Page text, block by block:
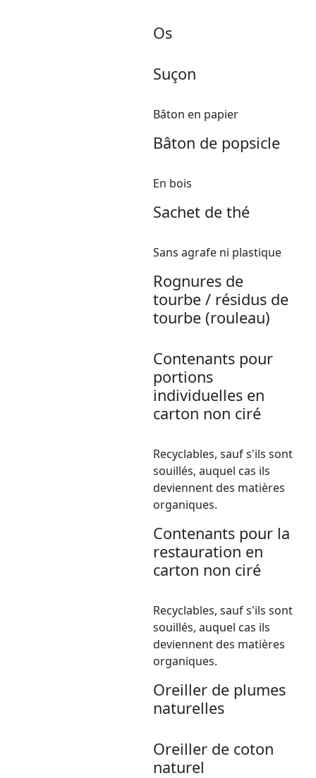
Os
Suçon
Bâton en papier
Bâton de popsicle
En bois
Sachet de thé
Sans agrafe ni plastique
Rognures de
tourbe / résidus de
tourbe (rouleau)
Contenants pour
portions
individuelles en
carton non ciré
Recyclables, sauf s'ils sont
souillés, auquel cas ils
deviennent des matières
organiques.
Contenants pour la
restauration en
carton non ciré
Recyclables, sauf s'ils sont
souillés, auquel cas ils
deviennent des matières
organiques.
Oreiller de plumes
naturelles
Oreiller de coton
naturel